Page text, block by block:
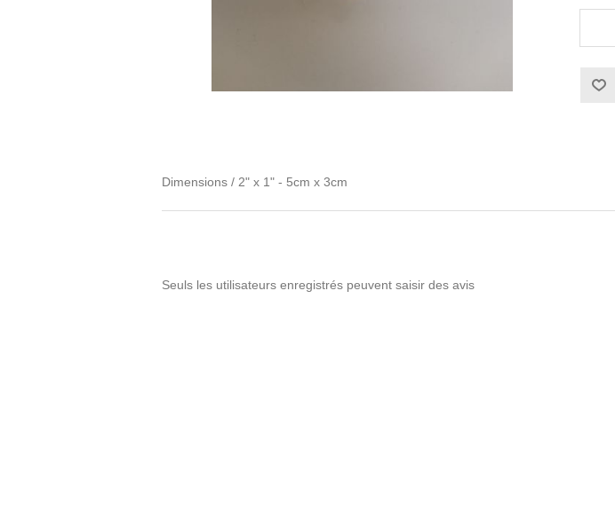
Dimensions / 2" x 1" - 5cm x 3cm
Seuls les utilisateurs enregistrés peuvent saisir des avis